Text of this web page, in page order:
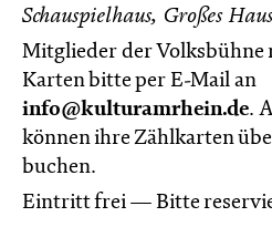
Schauspielhaus, Großes
Mitglieder der Volksbühne
Karten bitte per E-Mail an
info@kulturamrhein.de.
können ihre Zählkarten
buchen.
Eintritt frei — Bitte